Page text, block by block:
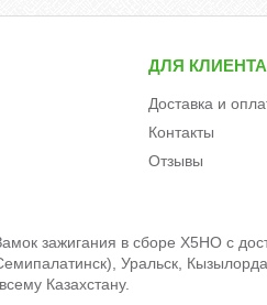
ДЛЯ КЛИЕНТА
Доставка и
Контакты
Отзывы
зажигания в сборе X5HO c
Уральск,
Казахстану.